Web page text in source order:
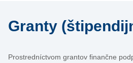
Granty
Prostredníctvom grantov finančne